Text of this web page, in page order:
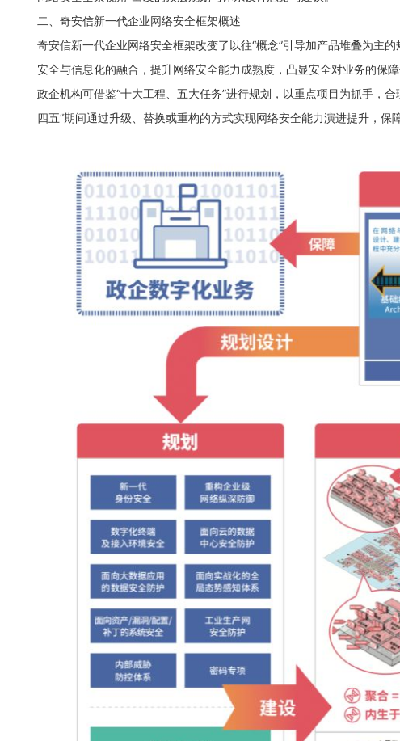
二、奇安信新一代企业网络安全框架概述
奇安信新一代企业网络安全框架改变了以往“概念”引导加产品堆叠为主
安全与信息化的融合，提升网络安全能力成熟度，凸显安全对业务的保障
政企机构可借鉴“十大工程、五大任务”进行规划，以重点项目为抓手，
四五”期间通过升级、替换或重构的方式实现网络安全能力演进提升，保